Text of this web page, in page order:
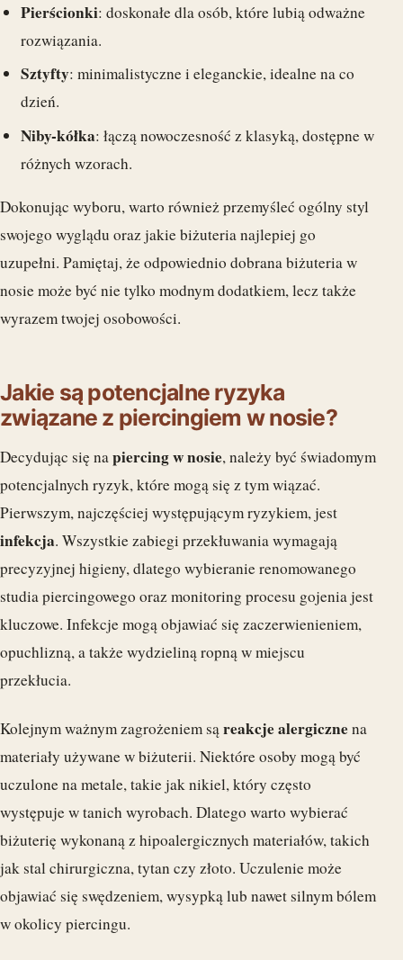
Pierścionki: doskonałe dla osób, które lubią odważne
rozwiązania.
Sztyfty: minimalistyczne i eleganckie, idealne na co
dzień.
Niby-kółka: łączą nowoczesność z klasyką, dostępne w
różnych wzorach.
Dokonując wyboru, warto również przemyśleć ogólny styl
swojego wyglądu oraz jakie biżuteria najlepiej go
uzupełni. Pamiętaj, że odpowiednio dobrana biżuteria w
nosie może być nie tylko modnym dodatkiem, lecz także
wyrazem twojej osobowości.
Jakie są potencjalne ryzyka
związane z piercingiem w nosie?
Decydując się napiercing w nosie, należy być świadomym
potencjalnych ryzyk, które mogą się z tym wiązać.
Pierwszym, najczęściej występującym ryzykiem, jest
infekcja. Wszystkie zabiegi przekłuwania wymagają
precyzyjnej higieny, dlatego wybieranie renomowanego
studia piercingowego oraz monitoring procesu gojenia jest
kluczowe. Infekcje mogą objawiać się zaczerwienieniem,
opuchlizną, a także wydzieliną ropną w miejscu
przekłucia.
Kolejnym ważnym zagrożeniem sąreakcje alergicznena
materiały używane w biżuterii. Niektóre osoby mogą być
uczulone na metale, takie jak nikiel, który często
występuje w tanich wyrobach. Dlatego warto wybierać
biżuterię wykonaną z hipoalergicznych materiałów, takich
jak stal chirurgiczna, tytan czy złoto. Uczulenie może
objawiać się swędzeniem, wysypką lub nawet silnym bólem
w okolicy piercingu.